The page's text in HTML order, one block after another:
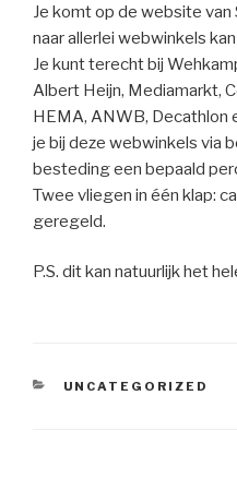
Je komt op de website
naar allerlei webwinkels
Je kunt terecht bij
Albert Heijn, Mediamarkt,
HEMA, ANWB, Decathlon
je bij deze webwinkels via
besteding een bepaald
Twee vliegen in één klap:
geregeld.
P.S. dit kan natuurlijk het
CATEGORIEËN
UNCATEGORIZED